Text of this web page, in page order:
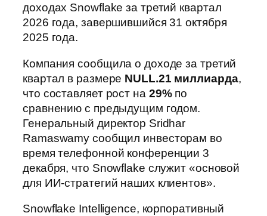
доходах Snowflake за третий квартал
2026 года, завершившийся 31 октября
2025 года.
Компания сообщила о доходе за третий
квартал в размере NULL.21 миллиарда,
что составляет рост на 29%по
сравнению с предыдущим годом.
Генеральный директор Sridhar
Ramaswamy сообщил инвесторам во
время телефонной конференции 3
декабря, что Snowflake служит «основой
для ИИ-стратегий наших клиентов».
Snowflake Intelligence, корпоративный